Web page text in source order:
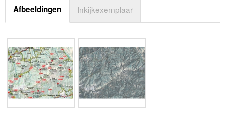
Afbeeldingen Inkijkexemplaar